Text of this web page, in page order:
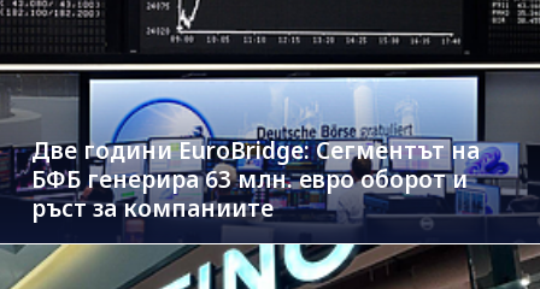
Две години EuroBridge: Сегментът на
БФБ генерира 63 млн. евро оборот и
ръст за компаниите